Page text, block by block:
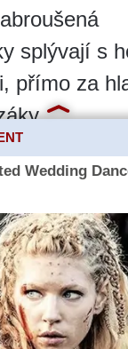
splývají s
přímo za
řezáků
1 mm od
ohýbají
řezáku
úrovni